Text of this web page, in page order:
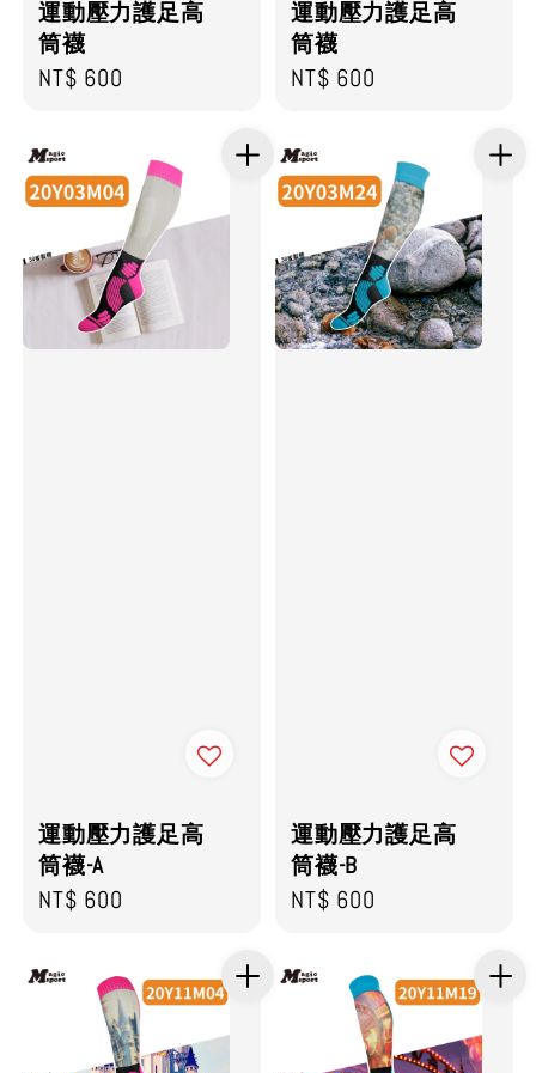
運動壓力護足高
筒襪
Regular
NT$ 600
運動壓力護足高
筒襪
Regular
NT$ 600
運動壓力護足高
筒襪-A
Regular
NT$ 600
運動壓力護足高
筒襪-B
Regular
NT$ 600